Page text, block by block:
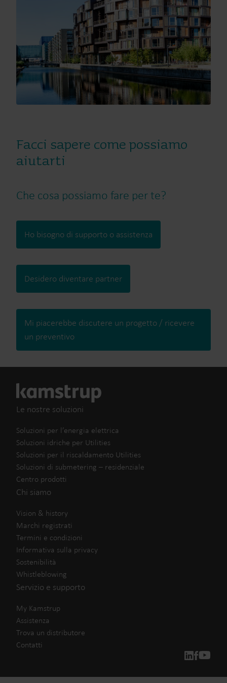
Facci sapere come possiamo
aiutarti
Che cosa possiamo fare per te?
Ho bisogno di supporto o assistenza
Desidero diventare partner
Mi piacerebbe discutere un progetto / ricevere
un preventivo
Le nostre soluzioni
Soluzioni per l’energia elettrica
Soluzioni idriche per Utilities
Soluzioni per il riscaldamento Utilities
Soluzioni di submetering – residenziale
Centro prodotti
Chi siamo
Vision & history
Marchi registrati
Termini e condizioni
Informativa sulla privacy
Sostenibilità
Whistleblowing
Servizio e supporto
My Kamstrup
Assistenza
Trova un distributore
Contatti